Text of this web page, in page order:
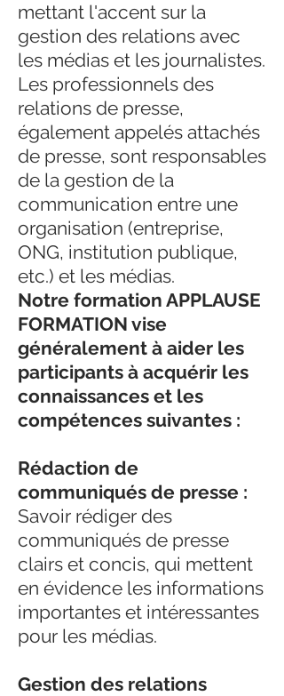
mettant l'accent sur la
gestion des relations avec
les médias et les journalistes.
Les professionnels des
relations de presse,
également appelés attachés
de presse, sont responsables
de la gestion de la
communication entre une
organisation (entreprise,
ONG, institution publique,
etc.) et les médias.
Notre formation APPLAUSE
FORMATION vise
généralement à aider les
participants à acquérir les
connaissances et les
compétences suivantes :
Rédaction de
communiqués de presse :
Savoir rédiger des
communiqués de presse
clairs et concis, qui mettent
en évidence les informations
importantes et intéressantes
pour les médias.
Gestion des relations